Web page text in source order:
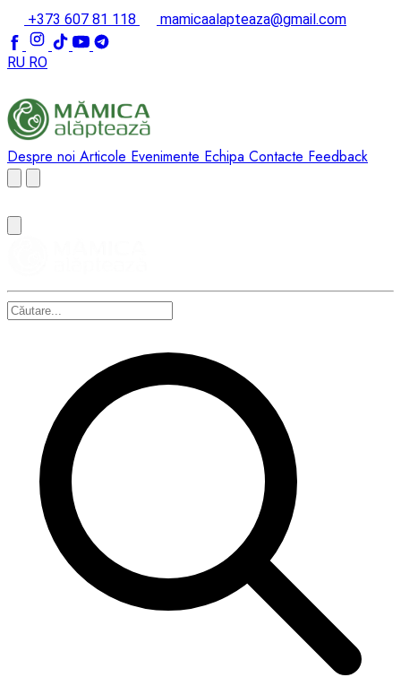
+373 607 81 118 mamicaalapteaza@gmail.com
RU RO
Despre noi Articole Evenimente Echipa Contacte Feedback